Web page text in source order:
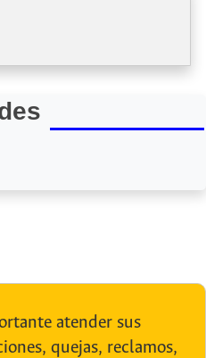
atender sus
quejas, reclamos,